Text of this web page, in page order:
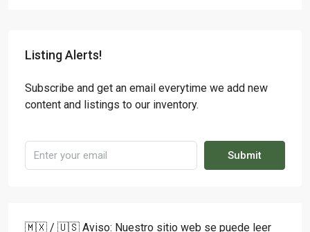
Listing Alerts!
Subscribe and get an email everytime we add new
content and listings to our inventory.
Submit
🇲🇽 / 🇺🇸 Aviso: Nuestro sitio web se puede leer